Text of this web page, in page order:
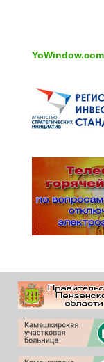
YoWindow.com